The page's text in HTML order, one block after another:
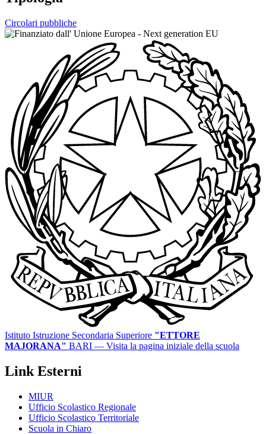
Circolari pubbliche
Istituto Istruzione Secondaria Superiore "ETTORE
MAJORANA" BARI — Visita la pagina iniziale della scuola
Link Esterni
MIUR
Ufficio Scolastico Regionale
Ufficio Scolastico Territoriale
Scuola in Chiaro